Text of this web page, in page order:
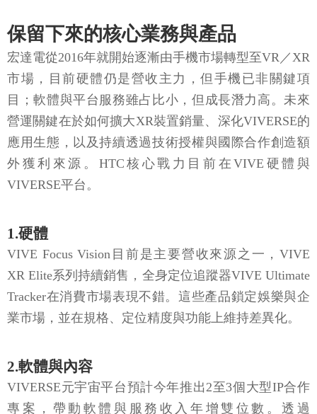
保留下來的核心業務與產品
宏達電從2016年就開始逐漸由手機市場轉型至VR／XR
市場，目前硬體仍是營收主力，但手機已非關鍵項
目；軟體與平台服務雖占比小，但成長潛力高。未來
營運關鍵在於如何擴大XR裝置銷量、深化VIVERSE的
應用生態，以及持續透過技術授權與國際合作創造額
外獲利來源。HTC核心戰力目前在VIVE硬體與
VIVERSE平台。
1.硬體
VIVE Focus Vision目前是主要營收來源之一，VIVE
XR Elite系列持續銷售，全身定位追蹤器VIVE Ultimate
Tracker在消費市場表現不錯。這些產品鎖定娛樂與企
業市場，並在規格、定位精度與功能上維持差異化。
2.軟體與內容
VIVERSE元宇宙平台預計今年推出2至3個大型IP合作
專案，帶動軟體與服務收入年增雙位數。透過